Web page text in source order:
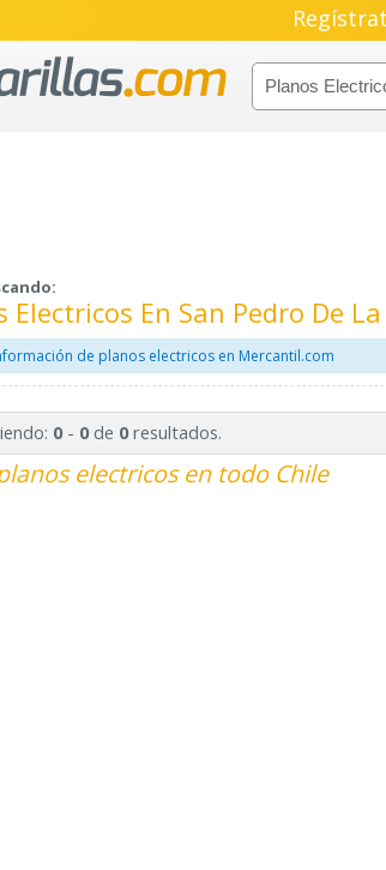
Electricos En San Pedro De
de planos electricos en Mercantil.com
0- 0de 0resultados.
electricos en todo Chile